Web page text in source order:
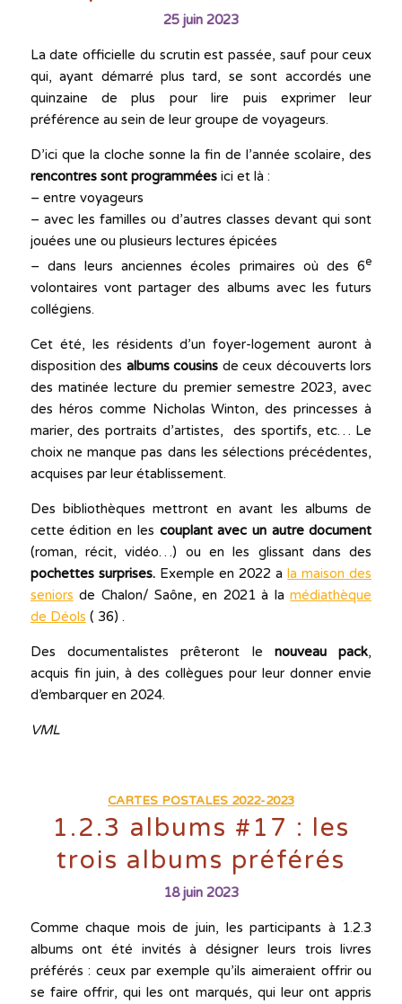
25 juin 2023
La date officielle du scrutin est passée, sauf pour ceux
qui, ayant démarré plus tard, se sont accordés une
quinzaine de plus pour lire puis exprimer leur
préférence au sein de leur groupe de voyageurs.
D’ici que la cloche sonne la fin de l’année scolaire, des
rencontres sont programméesici et là :
– entre voyageurs
– avec les familles ou d’autres classes devant qui sont
jouées une ou plusieurs lectures épicées
– dans leurs anciennes écoles primaires où des 6e
volontaires vont partager des albums avec les futurs
collégiens.
Cet été, les résidents d’un foyer-logement auront à
disposition des albums cousins de ceux découverts lors
des matinée lecture du premier semestre 2023, avec
des héros comme Nicholas Winton, des princesses à
marier, des portraits d’artistes, des sportifs, etc… Le
choix ne manque pas dans les sélections précédentes,
acquises par leur établissement.
Des bibliothèques mettront en avant les albums de
cette édition en les couplant avec un autre document
(roman, récit, vidéo…) ou en les glissant dans des
pochettes surprises.Exemple en 2022 ala maison des
seniors de Chalon/ Saône, en 2021 à lamédiathèque
de Déols ( 36) .
Des documentalistes prêteront le nouveau pack,
acquis fin juin, à des collègues pour leur donner envie
d’embarquer en 2024.
VML
CARTES POSTALES 2022-2023
1.2.3 albums #17 : les
trois albums préférés
18 juin 2023
Comme chaque mois de juin, les participants à 1.2.3
albums ont été invités à désigner leurs trois livres
préférés : ceux par exemple qu’ils aimeraient offrir ou
se faire offrir, qui les ont marqués, qui leur ont appris